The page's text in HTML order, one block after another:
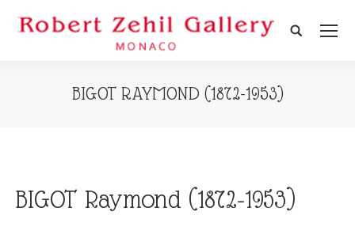
Search:
BIGOT RAYMOND (1872-1953)
BIGOT Raymond (1872-1953)